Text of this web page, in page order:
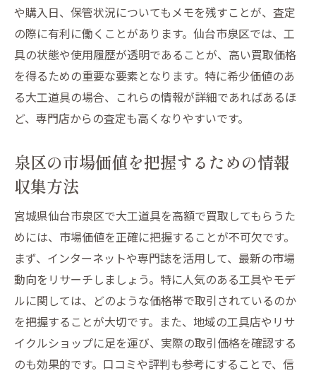
や購入日、保管状況についてもメモを残すことが、査定
の際に有利に働くことがあります。仙台市泉区では、工
具の状態や使用履歴が透明であることが、高い買取価格
を得るための重要な要素となります。特に希少価値のあ
る大工道具の場合、これらの情報が詳細であればあるほ
ど、専門店からの査定も高くなりやすいです。
泉区の市場価値を把握するための情報
収集方法
宮城県仙台市泉区で大工道具を高額で買取してもらうた
めには、市場価値を正確に把握することが不可欠です。
まず、インターネットや専門誌を活用して、最新の市場
動向をリサーチしましょう。特に人気のある工具やモデ
ルに関しては、どのような価格帯で取引されているのか
を把握することが大切です。また、地域の工具店やリサ
イクルショップに足を運び、実際の取引価格を確認する
のも効果的です。口コミや評判も参考にすることで、信